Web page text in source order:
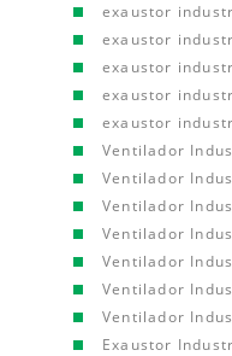
exaustor
exaustor
exaustor
exaustor
exaustor
Ventilador
Ventilador
Ventilador
Ventilador
Ventilador
Ventilador
Ventilador
Exaustor